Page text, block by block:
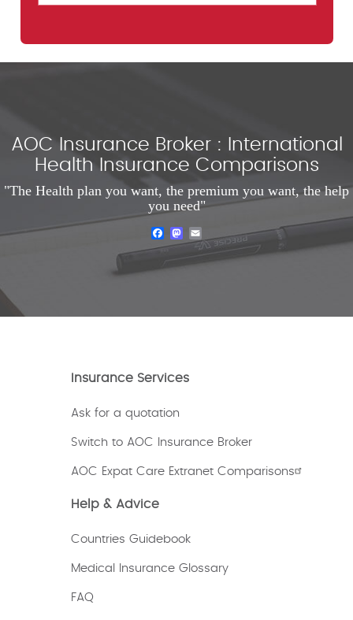
AOC Insurance Broker : International
Health Insurance Comparisons
"The Health plan you want, the premium you want, the help
you need"
FacebookMastodon
Insurance Services
Ask for a quotation
Switch to AOC Insurance Broker
AOC Expat Care Extranet Comparisons
Help & Advice
Countries Guidebook
Medical Insurance Glossary
FAQ